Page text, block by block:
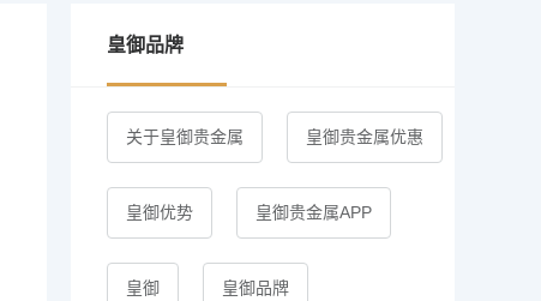
皇御品牌
关于皇御贵金属 皇御贵金属优惠
皇御优势 皇御贵金属APP
皇御 皇御品牌